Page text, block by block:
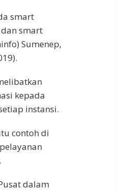
smart
smart
Sumenep,
kepada
instansi.
contoh di
dalam